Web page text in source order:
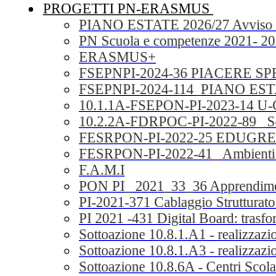
PROGETTI PN-ERASMUS
PIANO ESTATE 2026/27 Avviso
PN Scuola e competenze 2021-
ERASMUS+
FSEPNPI-2024-36 PIACERE
FSEPNPI-2024-114_PIANO
10.1.1A-FSEPON-PI-2023-14
10.2.2A-FDRPOC-PI-2022-89_
FESRPON-PI-2022-25
FESRPON-PI-2022-41_
F.A.M.I
PON PI_ 2021_33_36
PI-2021-371 Cablaggio
PI 2021 -431 Digital Board:
Sottoazione 10.8.1.A1 -
Sottoazione 10.8.1.A3 -
Sottoazione 10.8.6A - Centri